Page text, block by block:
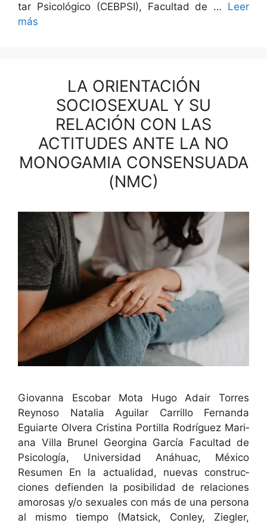
tar Psi­cológi­co (CEBPSI), Fac­ul­tad de … Leer
más
LA ORIENTACIÓN
SOCIOSEXUAL Y SU
RELACIÓN CON LAS
ACTITUDES ANTE LA NO
MONOGAMIA CONSENSUADA
(NMC)
Gio­van­na Esco­bar Mota Hugo Adair Tor­res
Reynoso Natalia Aguilar Car­ril­lo Fer­nan­da
Eguiarte Olvera Cristi­na Por­tilla Rodríguez Mar­i­
ana Vil­la Brunel Georgina Gar­cía Fac­ul­tad de
Psi­cología, Uni­ver­si­dad Anáhuac, Méx­i­co
Resumen En la actu­al­i­dad, nuevas con­struc­
ciones defien­den la posi­bil­i­dad de rela­ciones
amorosas y/o sex­u­ales con más de una per­sona
al mis­mo tiem­po (Mat­sick, Con­ley, Ziegler,